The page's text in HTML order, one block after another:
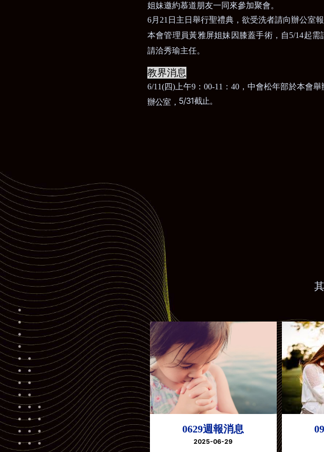
姐妹邀約慕道朋友一同來參加聚會。
6月 21 日主日舉行聖禮典，欲受洗者請向辦公室
本會管理員黃雅屏姐妹因膝蓋手術， 自5/14起需
請洽秀瑜主任。
教界消息
6/11(四)上午9： 00-11 ： 40，中會松年部於本會
辦公室， 5/31截止。
0629週報消息
2025-06-29